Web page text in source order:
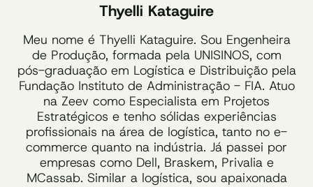
Thyelli Kataguire
Meu nome é Thyelli Kataguire. Sou Engenheira
de Produção, formada pela UNISINOS, com
pós-graduação em Logística e Distribuição pela
Fundação Instituto de Administração - FIA. Atuo
na Zeev como Especialista em Projetos
Estratégicos e tenho sólidas experiências
profissionais na área de logística, tanto no e-
commerce quanto na indústria. Já passei por
empresas como Dell, Braskem, Privalia e
MCassab. Similar a logística, sou apaixonada